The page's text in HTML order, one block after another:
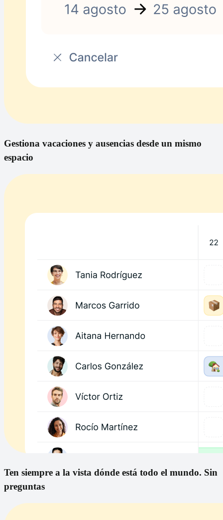
Gestiona vacaciones y ausencias desde un mismo
espacio
Ten siempre a la vista dónde está todo el mundo. Sin
preguntas